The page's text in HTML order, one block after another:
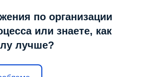
по организации
или знаете, как
лучше?